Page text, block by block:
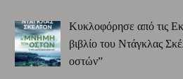
Κυκλοφόρησε από τις
βιβλίο του Ντάγκλας
οστών”